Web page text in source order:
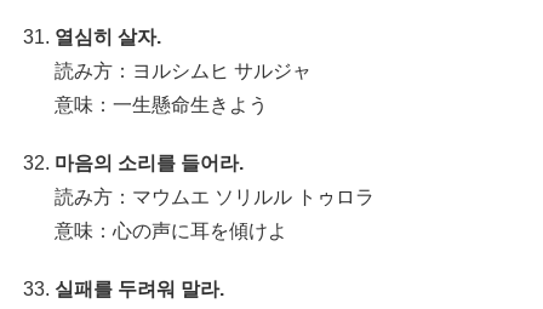
열심히 살자.
読み方：ヨルシムヒ サルジャ
意味：一生懸命生きよう
마음의 소리를 들어라.
読み方：マウムエ ソリルル トゥロラ
意味：心の声に耳を傾けよ
실패를 두려워 말라.